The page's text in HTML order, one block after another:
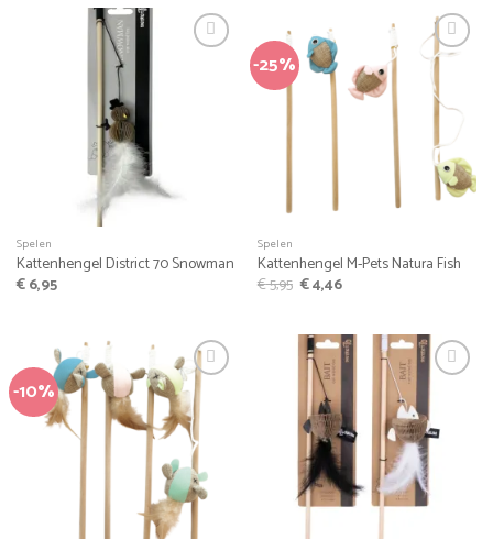
Spelen
Kattenhengel District 70 Snowman
€6,95
-25%
Spelen
Kattenhengel M-Pets Natura Fish
€5,95 Oorspronkelijke
prijs
€4,46Huidige
prijs
-10%